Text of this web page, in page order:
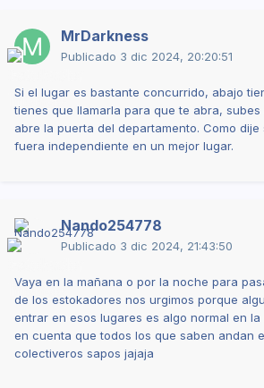
MrDarkness
Publicado 3 dic 2024, 20:20:51
Si el lugar es bastante concurrido, abajo
tienes que llamarla para que te abra,
abre la puerta del departamento. Como
fuera independiente en un mejor lugar.
Nando254778
Publicado 3 dic 2024, 21:43:50
Vaya en la mañana o por la noche para
de los estokadores nos urgimos porque
entrar en esos lugares es algo normal en
en cuenta que todos los que saben andan
colectiveros sapos jajaja